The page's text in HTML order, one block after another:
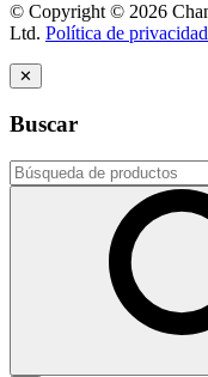
© Copyright © 2026
Ltd. Política de privacidad
✕
Buscar